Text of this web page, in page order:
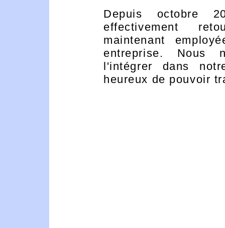
Depuis octobre
effectivement
maintenant
entreprise. Nous
l'intégrer dans
heureux de pouvoir